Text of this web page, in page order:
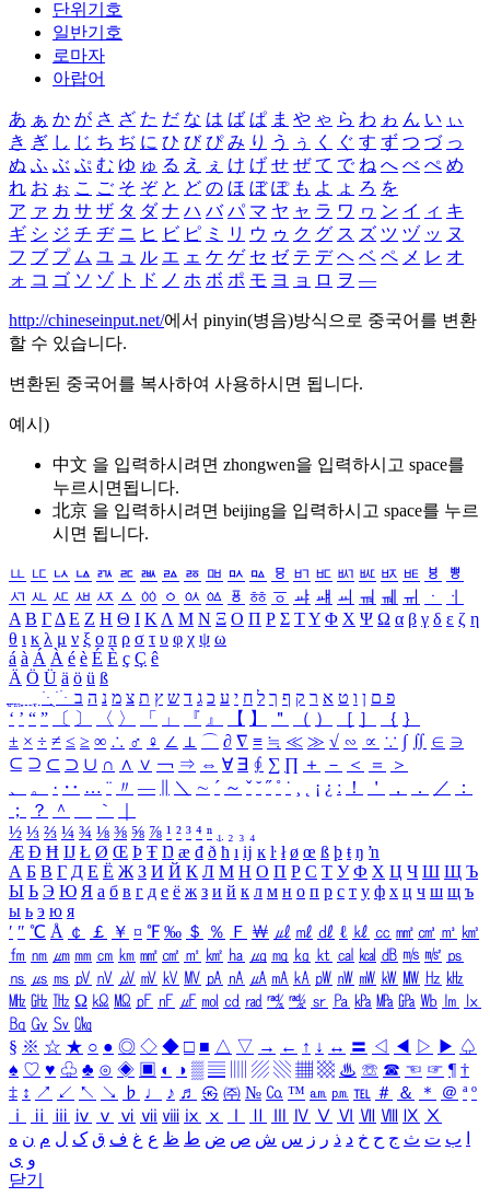
단위기호
일반기호
로마자
아랍어
あ ぁ か が さ ざ た だ な は ば ぱ ま や ゃ ら わ ゎ ん い ぃ
き ぎ し じ ち ぢ に ひ び ぴ み り う ぅ く ぐ す ず つ づ っ
ぬ ふ ぶ ぷ む ゆ ゅ る え ぇ け げ せ ぜ て で ね へ べ ぺ め
れ お ぉ こ ご そ ぞ と ど の ほ ぼ ぽ も よ ょ ろ を
ア ァ カ サ ザ タ ダ ナ ハ バ パ マ ヤ ャ ラ ワ ヮ ン イ ィ キ
ギ シ ジ チ ヂ ニ ヒ ビ ピ ミ リ ウ ゥ ク グ ス ズ ツ ヅ ッ ヌ
フ ブ プ ム ユ ュ ル エ ェ ケ ゲ セ ゼ テ デ ヘ ベ ペ メ レ オ
ォ コ ゴ ソ ゾ ト ド ノ ホ ボ ポ モ ヨ ョ ロ ヲ ―
http://chineseinput.net/에서 pinyin(병음)방식으로 중국어를 변환
할 수 있습니다.
변환된 중국어를 복사하여 사용하시면 됩니다.
예시)
中文 을 입력하시려면 zhongwen을 입력하시고 space를
누르시면됩니다.
北京 을 입력하시려면 beijing을 입력하시고 space를 누르
시면 됩니다.
ㅥ ㅦ ㅧ ㅨ ㅩ ㅪ ㅫ ㅬ ㅭ ㅮ ㅯ ㅰ ㅱ ㅲ ㅳ ㅴ ㅵ ㅶ ㅷ ㅸ
ㅹ
ㅺ ㅻ ㅼ ㅽ ㅾ ㅿ ㆀ ㆁ ㆂ ㆃ ㆄ ㆅ ㆆ ㆇ ㆈ ㆉ ㆊ ㆋ ㆌ ㆍ
ㆎ
Α Β ΓΔ Ε Ζ Η Θ Ι ΚΛ Μ Ν Ξ Ο Π Ρ Σ ΤΥ Φ Χ Ψ Ω α β γ δ ε ζ η
θ ι κ λ μ ν ξ ο π ρ σ τ υ φ χ ψ ω
á à Á À é è É È ç Ç ê
Ä Ö Ü ä ö ü ß
ִֶֹ ֻּ ׁׂ פ ם ן ו ט א ר ק ף ך ל ח י ע כ ג ד ש ץ ת צ מ נ ה ב
‘ ’ “ ” 〔 〕 〈 〉 「 」 『 』 【 】 ＂ （ ） ［ ］ ｛ ｝
± × ÷ ≠ ≤ ≥ ∞ ∴ ♂ ♀ ∠ ⊥ ⌒ ∂ ∇ ≡ ≒ ≪ ≫ √ ∽ ∝ ∵ ∫ ∬ ∈ ∋
⊆ ⊇ ⊂ ⊃ ∪ ∩ ∧ ∨ ￢ ⇒ ⇔ ∀ ∃ ∮ ∑ ∏ ＋ － ＜ ＝
＞
、
。 · ‥ … ¨ 〃 ― ＼ ∼ ´ ～ ˇ ˘ ˝ ˚ ˙ ¸ ¡ ¿ ː ！ ＇ ， ． ／
：
；
？ ＾ ｀
½ ⅓ ⅔ ¼ ¾ ⅛ ⅜ ⅝ ⅞ ¹ ² ³ ⁴ ⁿ ₁ ₂ ₃ ₄
Æ Ð Ħ Ĳ Ł Ø Œ Þ Ŧ Ŋ æ đ ð ħ ı ĳ ĸ ŀ ł ø œ ß þ ŧ ŋ ŉ
А Б В Г Д Е Ё Ж З И Й К Л М Н О П Р С Т У Ф Х Ц Ч Ш Щ Ъ
Ы Ь Э Ю Я а б в г д е ё ж з и й к л м н о п р с т у ф х ц ч ш щ ъ
ы ь э ю я
′ ″ ℃ Å ￠ ￡ ￥ ¤ ℉ ‰ ＄ ％ Ｆ ￦ ㎕ ㎖ ㎗ ℓ ㎘ ㏄ ㎣ ㎤ ㎥ ㎦
㎙ ㎚ ㎛ ㎜ ㎝ ㎞ ㎟ ㎠ ㎡ ㎢ ㏊ ㎍ ㎎ ㎏ ㏏ ㎈ ㎉ ㏈ ㎧ ㎨ ㎰
㎱ ㎲ ㎳ ㎴ ㎵ ㎶ ㎷ ㎸ ㎹ ㎀ ㎁ ㎂ ㎃ ㎄ ㎺ ㎻ ㎽ ㎾ ㎿ ㎐ ㎑
㎒ ㎓ ㎔ Ω ㏀ ㏁ ㎊ ㎋ ㎌ ㏖ ㏅ ㎭ ㎮ ㎯ ㏛ ㎩ ㎪ ㎫ ㎬ ㏝ ㏐
㏓
㏃ ㏉ ㏜ ㏆
§ ※ ☆ ★ ○ ● ◎ ◇ ◆ □ ■ △ ▽ → ← ↑ ↓ ↔ 〓 ◁ ◀ ▷ ▶ ♤
♠ ♡ ♥ ♧ ♣ ⊙ ◈ ▣ ◐ ◑ ▒ ▤ ▨ ▧ ▦ ▩ ♨ ☏ ☎ ☜ ☞ ¶ †
‡ ↕ ↗ ↙ ↖ ↘ ♭ ♩ ♪ ♬ ㉿ ㈜ № ㏇ ™ ㏂ ㏘ ℡ ＃ ＆ ＊ ＠ ª º
ⅰ
ⅱ ⅲ ⅳ ⅴ ⅵ ⅶ ⅷ ⅸ ⅹ Ⅳ Ⅴ Ⅵ Ⅶ Ⅷ Ⅸ Ⅹ
ب ت ث ج ح خ د ذ ر ز س ش ص ض ط ظ ع غ ف ق ک ل م ن ه
و ی
닫기